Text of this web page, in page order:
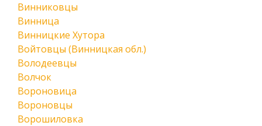
Винниковцы
Винница
Винницкие Хутора
Войтовцы (Винницкая обл.)
Володеевцы
Волчок
Вороновица
Вороновцы
Ворошиловка